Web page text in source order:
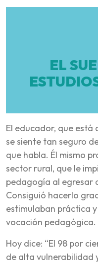
EL
El educador, que está
se siente tan seguro
que habla. Él mismo
sector rural, que le
pedagogía al egresar
Consiguió hacerlo
estimulaban práctica
vocación pedagógica.
Hoy dice: “El 98 por
de alta vulnerabilidad